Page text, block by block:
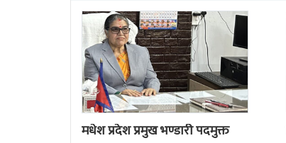
मधेश प्रदेश प्रमुख भण्डारी पदमुक्त